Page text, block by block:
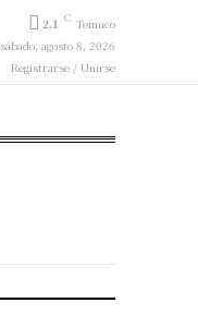
2.1 C Temuco
sábado, agosto 8, 2026
Registrarse / Unirse